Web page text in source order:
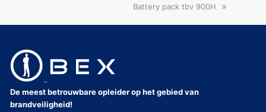
next
Battery pack tbv 900H
De meest betrouwbare opleider op het gebied van
brandveiligheid!